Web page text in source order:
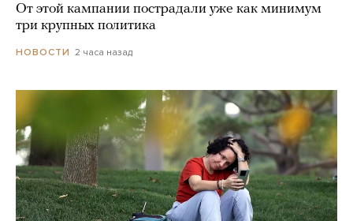
От этой кампании пострадали уже как минимум
три крупных политика
НОВОСТИ 2 часа назад